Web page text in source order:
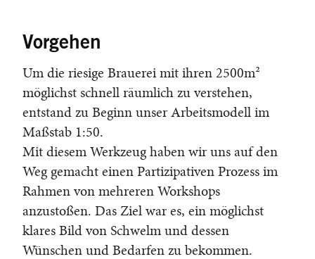
Vorgehen
Um die riesige Brauerei mit ihren 2500m²
möglichst schnell räumlich zu verstehen,
entstand zu Beginn unser Arbeitsmodell im
Maßstab 1:50.
Mit diesem Werkzeug haben wir uns auf den
Weg gemacht einen Partizipativen Prozess im
Rahmen von mehreren Workshops
anzustoßen. Das Ziel war es, ein möglichst
klares Bild von Schwelm und dessen
Wünschen und Bedarfen zu bekommen.